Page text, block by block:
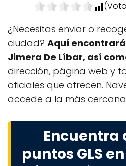
¿Necesitas enviar o
ciudad? Aquí
Jimera De Líbar, así
dirección, página web y
oficiales que ofrecen.
accede a la más
Encuentra
puntos GLS